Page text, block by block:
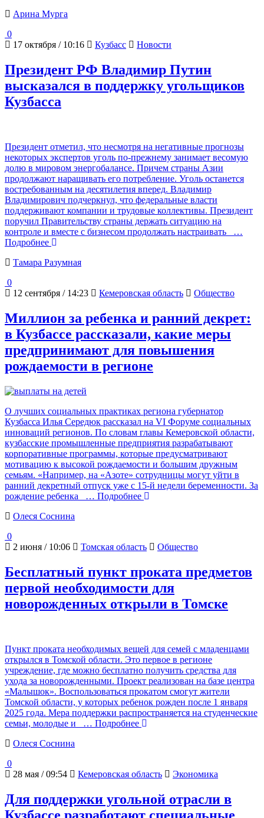
Арина Мурга
0
17 октября / 10:16
Кузбасс Новости
Президент РФ Владимир Путин
высказался в поддержку угольщиков
Кузбасса
Президент отметил, что несмотря на негативные прогнозы
некоторых экспертов уголь по-прежнему занимает весомую
долю в мировом энергобалансе. Причем страны Азии
продолжают наращивать его потребление. Уголь останется
востребованным на десятилетия вперед. Владимир
Владимирович подчеркнул, что федеральные власти
поддерживают компании и трудовые коллективы. Президент
поручил Правительству страны держать ситуацию на
контроле и вместе с бизнесом продолжать настраивать
…
Подробнее
Тамара Разумная
0
12 сентября / 14:23
Кемеровская область Общество
Миллион за ребенка и ранний декрет:
в Кузбассе рассказали, какие меры
предпринимают для повышения
рождаемости в регионе
О лучших социальных практиках региона губернатор
Кузбасса Илья Середюк рассказал на VI Форуме социальных
инноваций регионов. По словам главы Кемеровской области,
кузбасские промышленные предприятия разрабатывают
корпоративные программы, которые предусматривают
мотивацию к высокой рождаемости и большим дружным
семьям. «Например, на «Азоте» сотрудницы могут уйти в
ранний декретный отпуск уже с 15-й недели беременности. За
рождение ребенка
… Подробнее
Олеся Соснина
0
2 июня / 10:06
Томская область Общество
Бесплатный пункт проката предметов
первой необходимости для
новорожденных открыли в Томске
Пункт проката необходимых вещей для семей с младенцами
открылся в Томской области. Это первое в регионе
учреждение, где можно бесплатно получить средства для
ухода за новорожденными. Проект реализован на базе центра
«Малышок». Воспользоваться прокатом смогут жители
Томской области, у которых ребенок рожден после 1 января
2025 года. Мера поддержки распространяется на студенческие
семьи, молодые и
… Подробнее
Олеся Соснина
0
28 мая / 09:54
Кемеровская область Экономика
Для поддержки угольной отрасли в
Кузбассе разработают специальные